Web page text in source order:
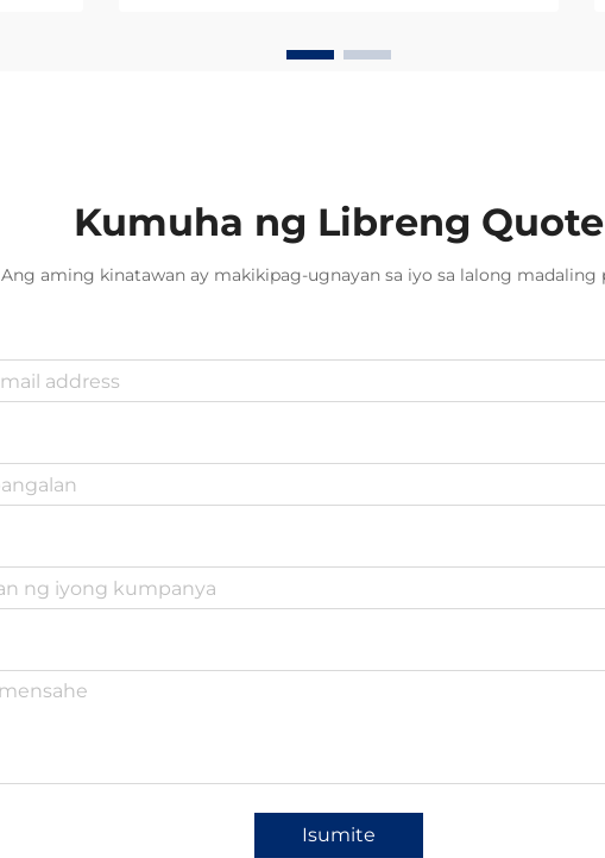
kumpanya ng telekomunikasyon...
Kumuha ng Libreng Quote
Ang aming kinatawan ay makikipag-ugnayan sa iyo sa lalong madaling
Isumite